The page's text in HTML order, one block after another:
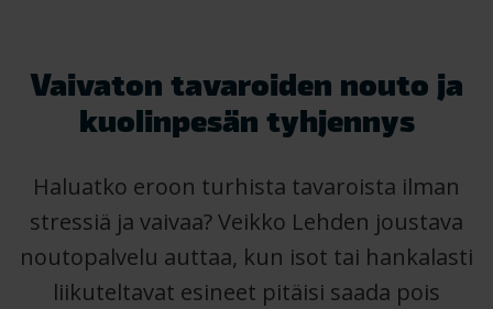
Vaivaton tavaroiden nouto ja
kuolinpesän tyhjennys
Haluatko eroon turhista tavaroista ilman
stressiä ja vaivaa? Veikko Lehden joustava
noutopalvelu auttaa, kun isot tai hankalasti
liikuteltavat esineet pitäisi saada pois